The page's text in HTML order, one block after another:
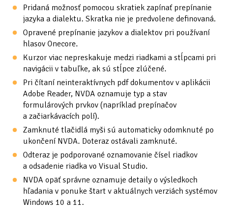
Pridaná možnosť pomocou skratiek zapínať prepínanie
jazyka a dialektu. Skratka nie je predvolene definovaná.
Opravené prepínanie jazykov a dialektov pri používaní
hlasov Onecore.
Kurzor viac nepreskakuje medzi riadkami a stĺpcami pri
navigácii v tabuľke, ak sú stĺpce zlúčené.
Pri čítaní neinteraktívnych pdf dokumentov v aplikácii
Adobe Reader, NVDA oznamuje typ a stav
formulárových prvkov (napríklad prepínačov
a začiarkávacích polí).
Zamknuté tlačidlá myši sú automaticky odomknuté po
ukončení NVDA. Doteraz ostávali zamknuté.
Odteraz je podporované oznamovanie čísel riadkov
a odsadenie riadka vo Visual Studio.
NVDA opäť správne oznamuje detaily o výsledkoch
hľadania v ponuke štart v aktuálnych verziách systémov
Windows 10 a 11.